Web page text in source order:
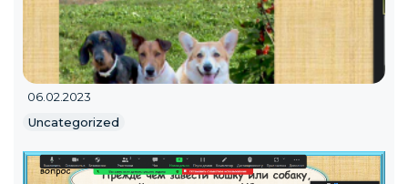
06.02.2023
Uncategorized